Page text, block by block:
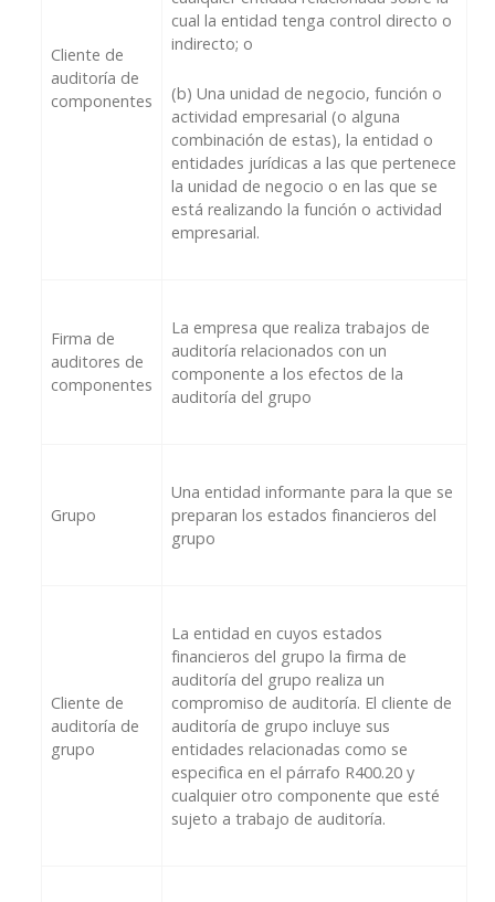
Cliente de
auditoría de
componentes
cual la entidad tenga control directo o
indirecto; o
(b) Una unidad de negocio, función o
actividad empresarial (o alguna
combinación de estas), la entidad o
entidades jurídicas a las que pertenece
la unidad de negocio o en las que se
está realizando la función o actividad
empresarial.
Firma de
auditores de
componentes
La empresa que realiza trabajos de
auditoría relacionados con un
componente a los efectos de la
auditoría del grupo
Grupo
Una entidad informante para la que se
preparan los estados financieros del
grupo
Cliente de
auditoría de
grupo
La entidad en cuyos estados
financieros del grupo la firma de
auditoría del grupo realiza un
compromiso de auditoría. El cliente de
auditoría de grupo incluye sus
entidades relacionadas como se
especifica en el párrafo R400.20 y
cualquier otro componente que esté
sujeto a trabajo de auditoría.